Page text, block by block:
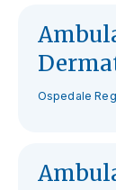
Ospedale